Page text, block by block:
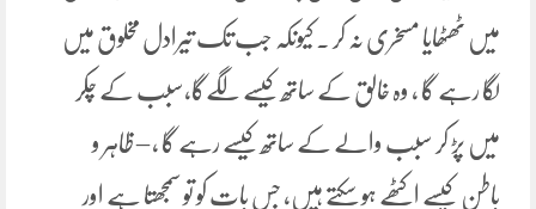
میں ٹھٹھایا مسخری نہ کر ۔ کیونکہ جب تک تیرادل مخلوق میں
لگا رہے گا ، وہ خالق کے ساتھ کیسے لگےگا،سبب کے چکر
میں پڑ کر سبب والے کے ساتھ کیسے رہے گا ، – ظاہر و
باطن کیسے اکٹھے ہو سکتے ہیں، جس بات کو تو سمجھتا ہے اور